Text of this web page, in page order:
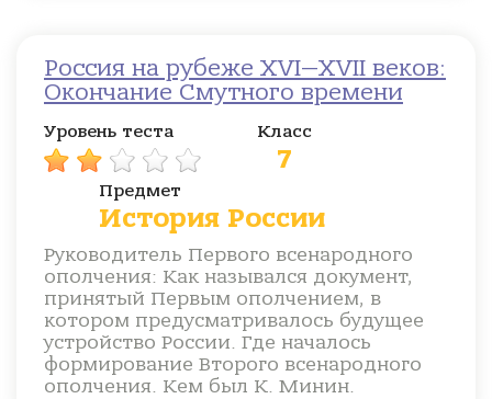
Россия на рубеже XVI—XVII веков:
Окончание Смутного времени
Уровень теста Класс
7
Предмет
История России
Руководитель Первого всенародного
ополчения: Как назывался документ,
принятый Первым ополчением, в
котором предусматривалось будущее
устройство России. Где началось
формирование Второго всенародного
ополчения. Кем был К. Минин.